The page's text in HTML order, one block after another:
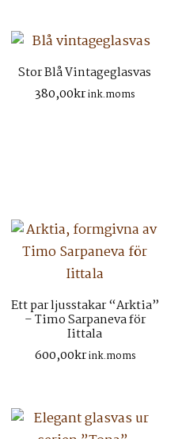
500,00kr.
Stor Blå Vintageglasvas
380,00krink.moms
Ett par ljusstakar “Arktia”
– Timo Sarpaneva för
Iittala
600,00krink.moms